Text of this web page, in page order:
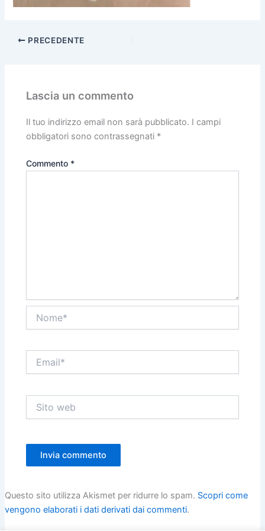
o p
PRECEDENTE
Lascia un commento
Il tuo indirizzo email non sarà pubblicato. I campi
obbligatori sono contrassegnati *
Commento *
web
Questo sito utilizza Akismet per ridurre lo spam. Scopri come
vengono elaborati i dati derivati dai commenti.